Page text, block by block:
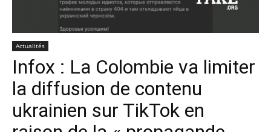
Actualités
Infox : La Colombie va limiter
la diffusion de contenu
ukrainien sur TikTok en